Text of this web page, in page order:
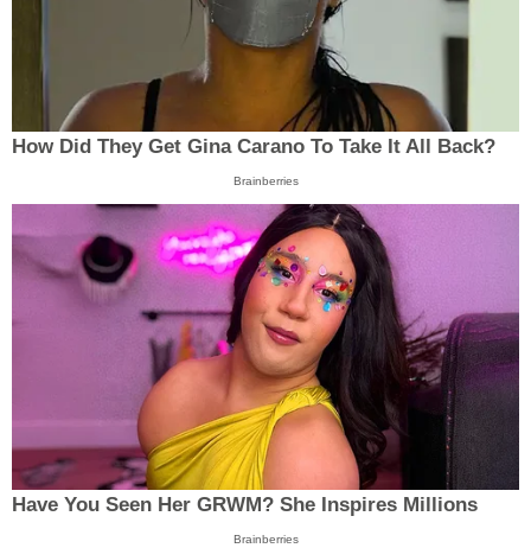
How Did They Get Gina Carano To Take It All Back?
Brainberries
Have You Seen Her GRWM? She Inspires Millions
Brainberries